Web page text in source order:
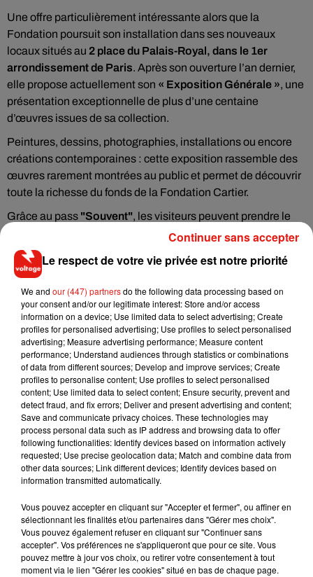
Une offre particulièrement intéressante alors que la
Fondation poursuit son installation dans ses nouveaux
locaux situés au 2 place du Palais-Royal, dans le 1er
arrondissement de Paris. Après son ouverture l’an dernier,
elle propose actuellement son « Exposition Générale », une
présentation exceptionnelle de plus d’une centaine
d’œuvres issues de sa collection.
Peintures, dessins, photographies, installations ou encore
créations contemporaines : cette exposition rassemble des
œuvres rarement montrées au public et permet de découvrir
toute la richesse du fonds de la Fondation Cartier.
Grâce au pass "Souvent", les visiteurs peuvent prendre le
temps d’explorer les différents espaces, revenir plusieurs fois
sur une même exposition ou simplement profiter des rendez-
vous culturels organisés tout au long de l’année.
La Fondation Cartier est ouvertedu mercredi au dimanche
de 11h à 20h, ainsi quele mardi de 11h à 22h. Le pass
"Souvent"est proposé gratuitement pendant trois mois aux
moins de 30 ans, une belle occasion de faire le plein d’art
contemporain sans se ruiner.
Musique
RÜFÜS DU SOL annonce un nouvel
album après sa tournée mondiale
Angèle et Amélie Lens dévoilent leur
Le respect de votre vie privée est notre priorité
We and our (447) partnersdo the following data processing based on
your consent and/or our legitimate interest: Store and/or access
information on a device; Use limited data to select advertising; Create
profiles for personalised advertising; Use profiles to select personalised
advertising; Measure advertising performance; Measure content
performance; Understand audiences through statistics or combinations
of data from different sources; Develop and improve services; Create
profiles to personalise content; Use profiles to select personalised
content; Use limited data to select content; Ensure security, prevent and
detect fraud, and fix errors; Deliver and present advertising and content;
Save and communicate privacy choices. These technologies may
process personal data such as IP address and browsing data to offer
following functionalities: Identify devices based on information actively
requested; Use precise geolocation data; Match and combine data from
other data sources; Link different devices; Identify devices based on
information transmitted automatically.
Vous pouvez accepter en cliquant sur "Accepter et fermer", ou affiner en
sélectionnant les finalités et/ou partenaires dans "Gérer mes choix".
Vous pouvez également refuser en cliquant sur "Continuer sans
accepter". Vos préférences ne s'appliqueront que pour ce site. Vous
pouvez mettre à jour vos choix, ou retirer votre consentement à tout
moment via le lien "Gérer les cookies" situé en bas de chaque page.
Continuer sans accepter